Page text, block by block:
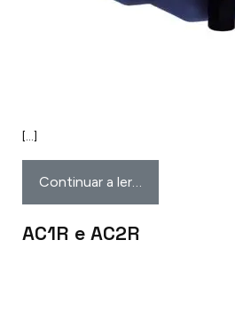
[…]
Continuar a ler…
AC1R e AC2R